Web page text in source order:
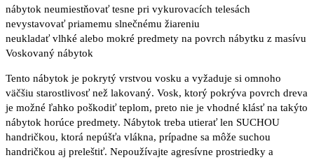
nábytok neumiestňovať tesne pri vykurovacích telesách
nevystavovať priamemu slnečnému žiareniu
neukladať vlhké alebo mokré predmety na povrch nábytku z masívu
Voskovaný nábytok
Tento nábytok je pokrytý vrstvou vosku a vyžaduje si omnoho
väčšiu starostlivosť než lakovaný. Vosk, ktorý pokrýva povrch dreva
je možné ľahko poškodiť teplom, preto nie je vhodné klásť na takýto
nábytok horúce predmety. Nábytok treba utierať len SUCHOU
handričkou, ktorá nepúšťa vlákna, prípadne sa môže suchou
handričkou aj preleštiť. Nepoužívajte agresívne prostriedky a